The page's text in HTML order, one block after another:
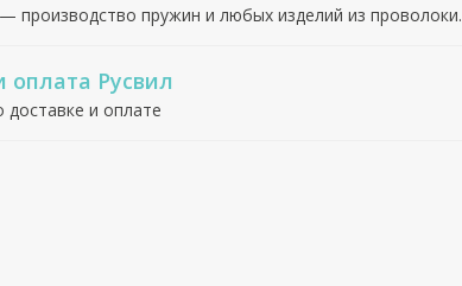
производство пружин и любых изделий из проволоки.
оплата Русвил
и оплате